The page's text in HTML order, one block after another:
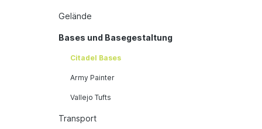
Gelände
Bases und Basegestaltung
Citadel Bases
Army Painter
Vallejo Tufts
Transport